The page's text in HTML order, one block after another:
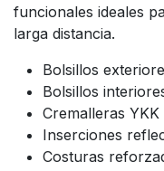
funcionales ideales
larga distancia.
Bolsillos
Bolsillos
Cremalleras
Inserciones
Costuras